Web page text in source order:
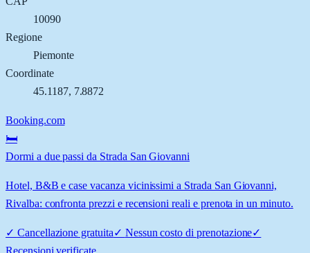
10090
Regione
Piemonte
Coordinate
45.1187, 7.8872
Booking.com
🛏️
Dormi a due passi da Strada San Giovanni
Hotel, B&B e case vacanza vicinissimi a Strada San Giovanni,
Rivalba: confronta prezzi e recensioni reali e prenota in un minuto.
✓ Cancellazione gratuita✓ Nessun costo di prenotazione✓
Recensioni verificate